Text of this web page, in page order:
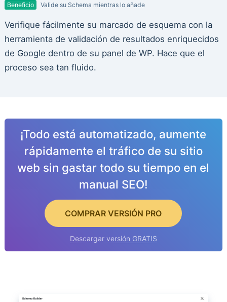
Beneficio Valide su Schema mientras lo añade
Verifique fácilmente su marcado de esquema con la
herramienta de validación de resultados enriquecidos
de Google dentro de su panel de WP. Hace que el
proceso sea tan fluido.
¡Todo está automatizado, aumente
rápidamente el tráfico de su sitio
web sin gastar todo su tiempo en el
manual SEO!
COMPRAR VERSIÓN PRO
Descargar versión GRATIS